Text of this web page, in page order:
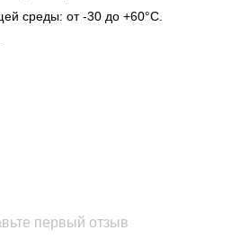
среды: от -30 до +60°С.
первый отзыв